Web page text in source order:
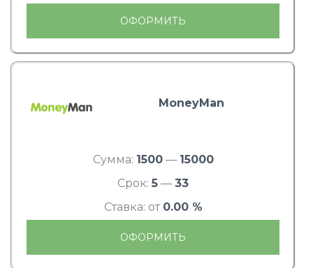
ОФОРМИТЬ
MoneyMan
Сумма: 1500— 15000
Срок: 5 — 33
Ставка: от 0.00 %
ОФОРМИТЬ